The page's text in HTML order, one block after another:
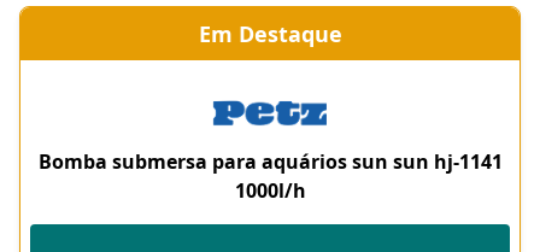
Em Destaque
Bomba submersa para aquários sun sun hj-1141
1000l/h